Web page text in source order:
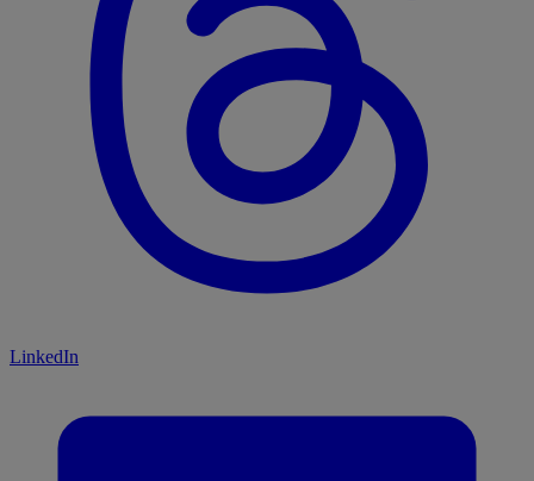
LinkedIn